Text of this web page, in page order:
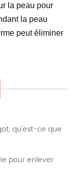
la peau pour
la peau
peut éliminer
qu'est-ce que
pour enlever